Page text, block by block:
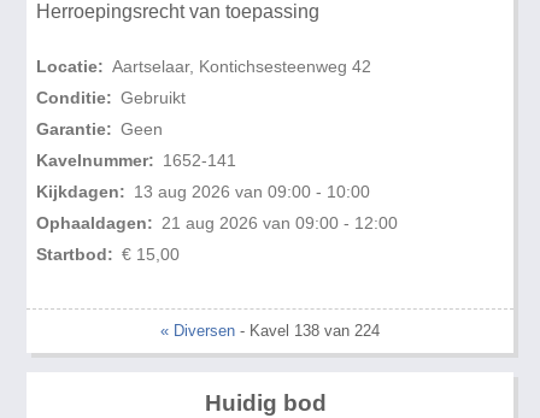
Herroepingsrecht van toepassing
Locatie: Aartselaar, Kontichsesteenweg 42
Conditie: Gebruikt
Garantie: Geen
Kavelnummer: 1652-141
Kijkdagen: 13 aug 2026 van 09:00 - 10:00
Ophaaldagen: 21 aug 2026 van 09:00 - 12:00
Startbod: € 15,00
« Diversen - Kavel 138 van 224
Huidig bod